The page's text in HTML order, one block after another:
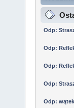
Odp:
Odp:
Odp:
Odp:
Odp: